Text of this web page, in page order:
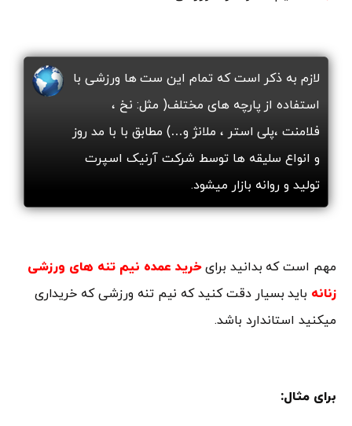
لازم به ذکر است که تمام این ست ها ورزشی با
استفاده از پارچه های مختلف( مثل: نخ ،
فلامنت ،پلی استر ، ملانژ و…) مطابق با با مد روز
و انواع سلیقه ها توسط شرکت آرنیک اسپرت
تولید و روانه بازار میشود.
مهم است که بدانید برایخرید عمده نیم تنه های ورزشی
زنانه باید بسیار دقت کنید که نیم تنه ورزشی که خریداری
میکنید استاندارد باشد.
برای مثال: